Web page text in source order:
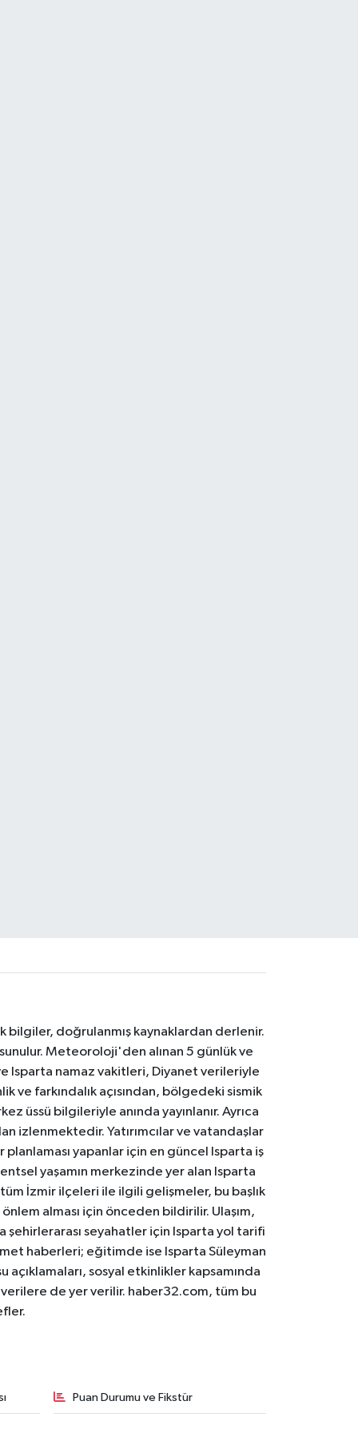
bilgiler, doğrulanmış kaynaklardan derlenir.
Meteoroloji'den alınan 5 günlük ve
Isparta namaz vakitleri, Diyanet verileriyle
ve farkındalık açısından, bölgedeki sismik
üssü bilgileriyle anında yayınlanır. Ayrıca
izlenmektedir. Yatırımcılar ve vatandaşlar
planlaması yapanlar için en güncel Isparta iş
yaşamın merkezinde yer alan Isparta
tüm İzmir ilçeleri ile ilgili gelişmeler, bu başlık
alması için önceden bildirilir. Ulaşım,
şehirlerarası seyahatler için Isparta yol tarifi
haberleri; eğitimde ise Isparta Süleyman
sosyal etkinlikler kapsamında
de yer verilir. haber32.com, tüm bu
Puan Durumu ve Fikstür